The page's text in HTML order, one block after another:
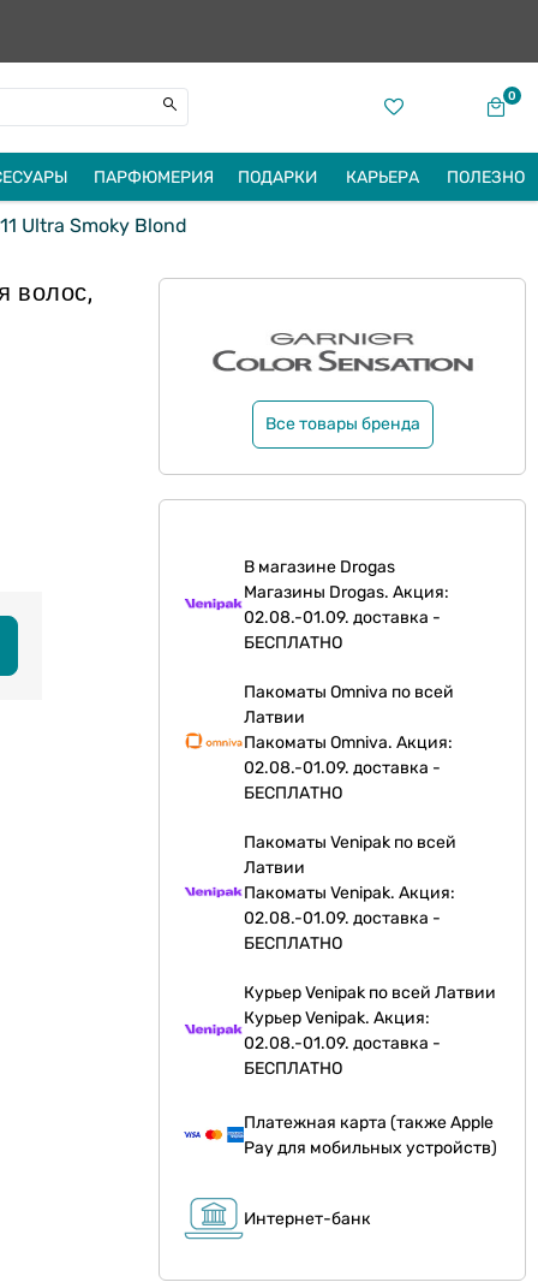
0
ПАРФЮМЕРИЯ ПОДАРКИ КАРЬЕРА ПОЛЕЗНО
Ultra Smoky Blond
волос,
Все товары бренда
В магазине Drogas
Магазины Drogas. Акция:
02.08.-01.09. доставка -
БЕСПЛАТНО
Пакоматы Omniva по всей
Латвии
Пакоматы Omniva. Акция:
02.08.-01.09. доставка -
БЕСПЛАТНО
Пакоматы Venipak по всей
Латвии
Пакоматы Venipak. Акция:
02.08.-01.09. доставка -
БЕСПЛАТНО
Курьер Venipak по всей Латвии
Курьер Venipak. Акция:
02.08.-01.09. доставка -
БЕСПЛАТНО
Платежная карта (также Apple
Pay для мобильных устройств)
Интернет-банк